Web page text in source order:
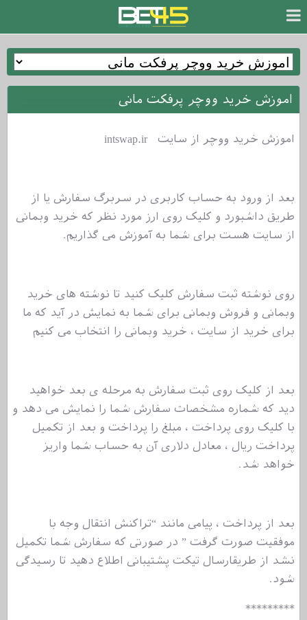
اموزش خرید ووچر پرفکت مانی
اموزش خرید ووچر از سایت intswap.ir
بعد از ورود به حساب کاربری در سربرگ سفارش یا از
طریق داشبورد و کلیک روی ارز مورد نظر که خرید وبمانی
از سایت هست برای شما به آموزش می گذاریم.
روی نوشته ثبت سفارش کلیک کنید تا نوشته های خرید
وبمانی و فروش وبمانی برای شما به نمایش در آید که ما
برای خرید از سایت ، خرید وبمانی را انتخاب می کنیم
بعد از کلیک روی ثبت سفارش به مرحله ی بعد خواهید
دید که شماره مشخصات سفارش شما را نمایش می دهد و
با کلیک روی پرداخت ، مبلغ را پرداخت و بعد از تکمیل
پرداخت ریال ، معادل دلاری آن به حساب شما واریز
خواهد شد.
بعد از پرداخت ، پیامی مانند “تراکنش انتقال وجه با
موفقیت صورت گرفت ” در صورتی که سفارش شما تکمیل
نشد از طریقارسال تیکت پشتیبانی اطلاع دهید تا رسیدگی
شود.
*********